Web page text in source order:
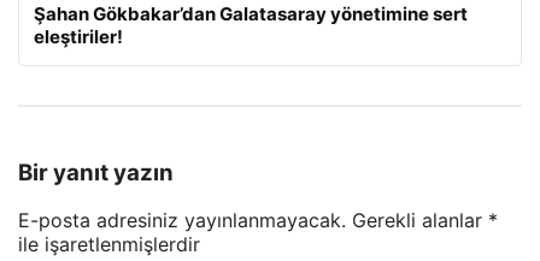
Şahan Gökbakar’dan Galatasaray yönetimine sert
eleştiriler!
Bir yanıt yazın
E-posta adresiniz yayınlanmayacak. Gerekli alanlar *
ile işaretlenmişlerdir